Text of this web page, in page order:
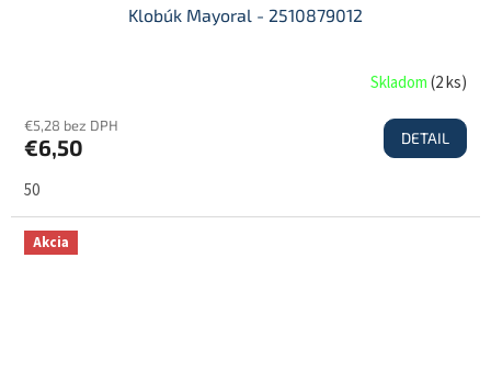
Klobúk Mayoral - 2510879012
Skladom(2 ks)
€5,28 bez DPH
€6,50 DETAIL
50
Akcia